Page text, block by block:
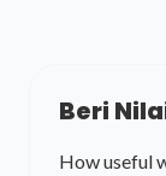
Beri
How useful